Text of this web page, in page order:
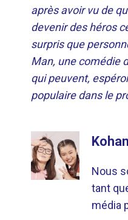
après avoir vu de
devenir des héros
surpris que
Man, une comédie
qui peuvent,
populaire dans le
Nous
tant
média